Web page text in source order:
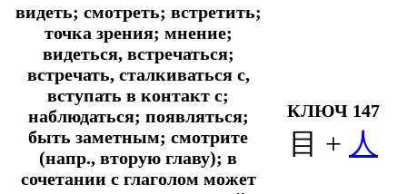
видеть; смотреть; встретить;
точка зрения; мнение;
видеться, встречаться;
встречать, сталкиваться с,
вступать в контакт с;
наблюдаться; появляться;
быть заметным; смотрите
(напр., вторую главу); в
сочетании с глаголом может
КЛЮЧ 147
目 + 人